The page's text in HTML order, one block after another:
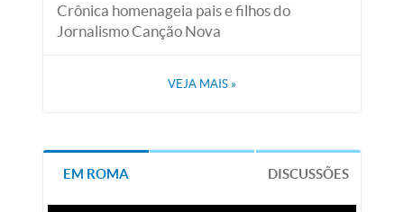
Crônica homenageia pais e filhos do
Jornalismo Canção Nova
VEJA MAIS »
EM ROMA DISCUSSÕES